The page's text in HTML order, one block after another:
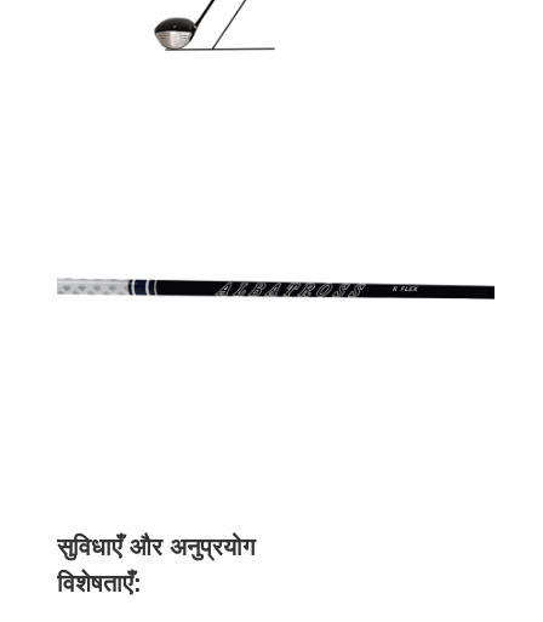
सुविधाएँ और अनुप्रयोग
विशेषताएँ: